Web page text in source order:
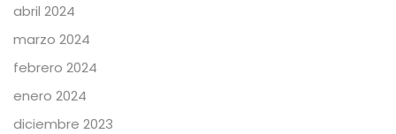
abril 2024
marzo 2024
febrero 2024
enero 2024
diciembre 2023